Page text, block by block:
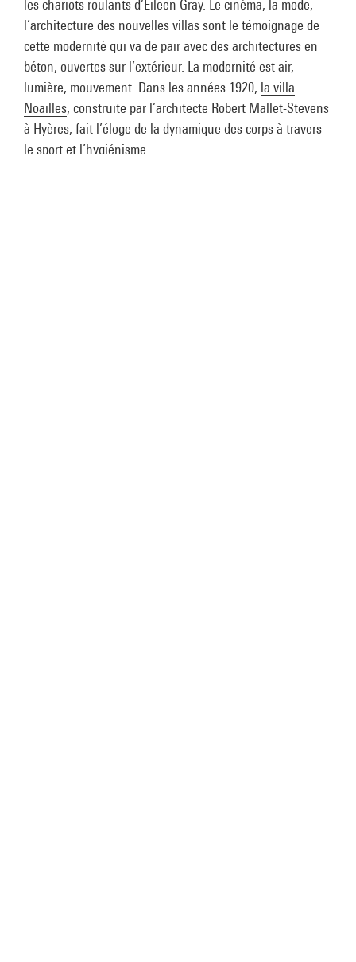
l’architecture des nouvelles villas sont le témoignage de
cette modernité qui va de pair avec des architectures en
béton, ouvertes sur l’extérieur. La modernité est air,
lumière, mouvement. Dans les années 1920,la villa
Noailles , construite par l’architecte Robert Mallet-Stevens
à Hyères, fait l’éloge de la dynamique des corps à travers
le sport et l’hygiénisme.